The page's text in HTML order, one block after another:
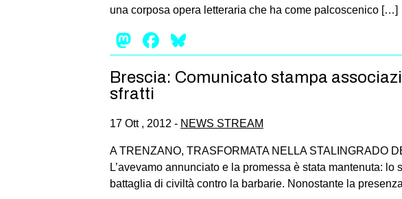
una corposa opera letteraria che ha come palcoscenico […]
Mastodon
Facebook
Brescia: Comunicato stampa
sfratti
17 Ott , 2012 - NEWS STREAM
A TRENZANO, TRASFORMATA NELLA STALINGRADO
L’avevamo annunciato e la promessa è stata mantenuta:
battaglia di civiltà contro la barbarie. Nonostante la